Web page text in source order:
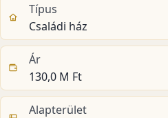
Típus
Családi ház
Ár
130,0 M Ft
Alapterület